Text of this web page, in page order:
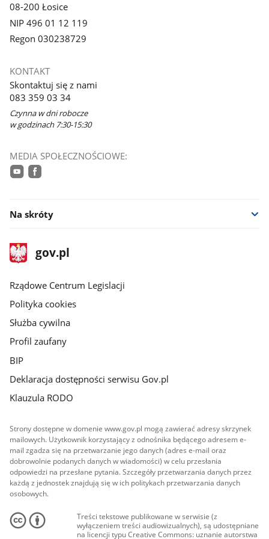
08-200 Łosice
NIP 496 01 12 119
Regon 030238729
KONTAKT
Skontaktuj się z nami
083 359 03 34
Czynna w dni robocze
w godzinach 7:30-15:30
MEDIA SPOŁECZNOŚCIOWE:
Na skróty
stopka
gov.plStrona
gov.pl
Rządowe Centrum Legislacji
Polityka cookies
Służba cywilna
Profil zaufany
BIP
Deklaracja dostępności serwisu Gov.pl
Klauzula RODO
Strony dostępne w domenie www.gov.pl mogą zawierać adresy skrzynek
mailowych. Użytkownik korzystający z odnośnika będącego adresem e-
mail zgadza się na przetwarzanie jego danych (adres e-mail oraz
dobrowolnie podanych danych w wiadomości) w celu przesłania
odpowiedzi na przesłane pytania. Szczegóły przetwarzania danych przez
każdą z jednostek znajdują się w ich politykach przetwarzania danych
osobowych.
Treści tekstowe publikowane w serwisie (z
wyłączeniem treści audiowizualnych), są udostępniane
na licencji typu Creative Commons: uznanie autorstwa